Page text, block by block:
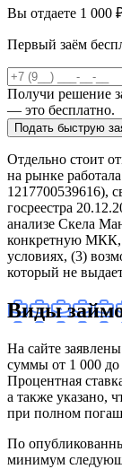
Вы отдаете 1 000
Первый заём
Получи решение
— это бесплатно.
Подать быструю
Отдельно стоит
на рынке
1217700539616),
госреестра
анализе Скела
конкретную МКК,
условиях, (3)
который не
Виды
На сайте
суммы от 1 000 до
Процентная
а также указано,
при полном
По
минимум